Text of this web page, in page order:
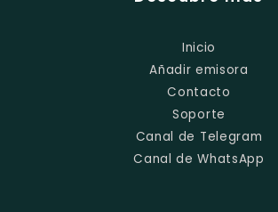
Inicio
Añadir emisora
Contacto
Soporte
Canal de Telegram
Canal de WhatsApp